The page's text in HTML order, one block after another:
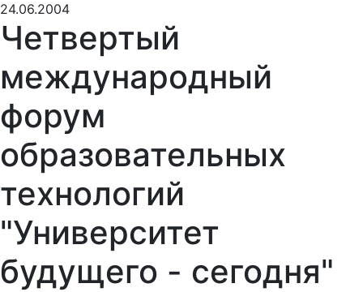
24.06.2004
Четвертый
международный
форум
образовательных
технологий
"Университет
будущего - сегодня"